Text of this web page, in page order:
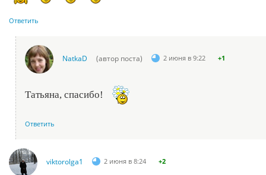
Ответить
NatkaD (автор поста) 2 июня в 9:22 +1
Татьяна, спасибо!
Ответить
viktorolga1 2 июня в 8:24 +2